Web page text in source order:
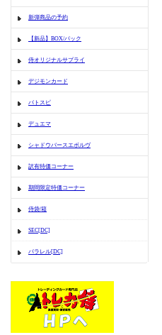
新弾商品の予約
【新品】BOX/パック
侍オリジナルサプライ
デジモンカード
バトスピ
デュエマ
シャドウバースエボルヴ
訳有特価コーナー
期間限定特価コーナー
侍袋/箱
SEC[DC]
パラレル[DC]